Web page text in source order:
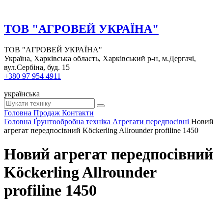
ТОВ "АГРОВЕЙ УКРАЇНА"
ТОВ "АГРОВЕЙ УКРАЇНА"
Україна, Харківська область, Харківський р-н, м.Дергачі,
вул.Сербіна, буд. 15
+380 97 954 4911
українська
Головна Продаж Контакти
Головна Ґрунтообробна техніка Агрегати передпосівні Новий
агрегат передпосівний Köckerling Allrounder profiline 1450
Новий агрегат передпосівний
Köckerling Allrounder
profiline 1450